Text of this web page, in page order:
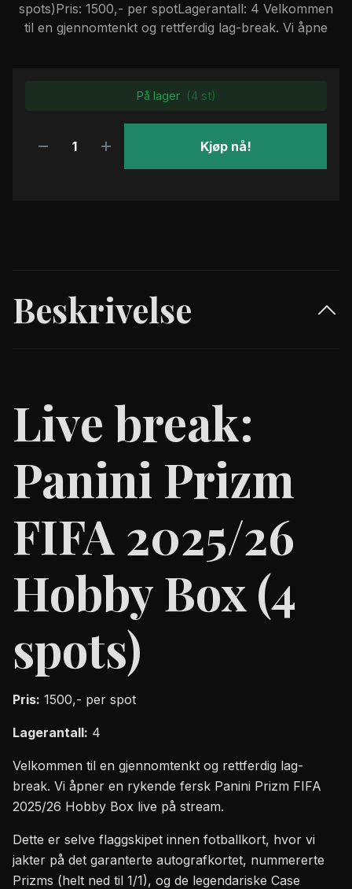
spots)Pris: 1500,- per spotLagerantall: 4 Velkommen
til en gjennomtenkt og rettferdig lag-break. Vi åpne
På lager (4 st)
Kjøp nå!
Beskrivelse
Live break:
Panini Prizm
FIFA 2025/26
Hobby Box (4
spots)
Pris: 1500,- per spot
Lagerantall: 4
Velkommen til en gjennomtenkt og rettferdig lag-
break. Vi åpner en rykende fersk Panini Prizm FIFA
2025/26 Hobby Box live på stream.
Dette er selve flaggskipet innen fotballkort, hvor vi
jakter på det garanterte autografkortet, nummererte
Prizms (helt ned til 1/1), og de legendariske Case